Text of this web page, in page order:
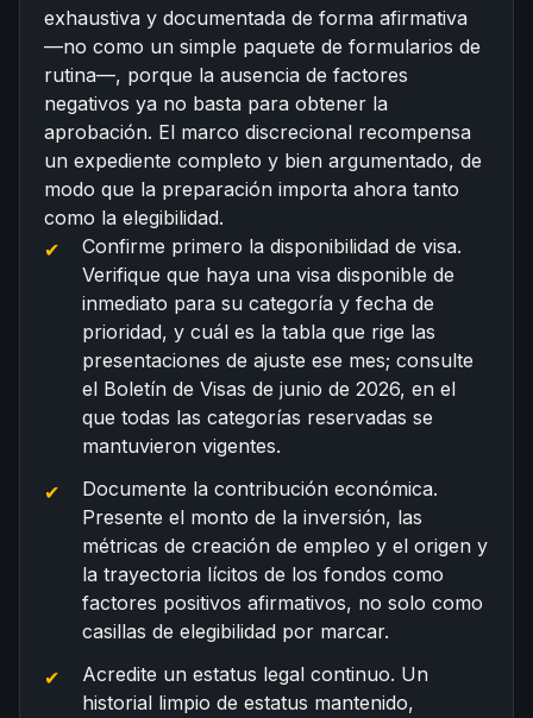
exhaustiva y documentada de forma afirmativa
—no como un simple paquete de formularios de
rutina—, porque la ausencia de factores
negativos ya no basta para obtener la
aprobación. El marco discrecional recompensa
un expediente completo y bien argumentado, de
modo que la preparación importa ahora tanto
como la elegibilidad.
Confirme primero la disponibilidad de visa.
Verifique que haya una visa disponible de
inmediato para su categoría y fecha de
prioridad, y cuál es la tabla que rige las
presentaciones de ajuste ese mes; consulte
el Boletín de Visas de junio de 2026, en el
que todas las categorías reservadas se
mantuvieron vigentes.
Documente la contribución económica.
Presente el monto de la inversión, las
métricas de creación de empleo y el origen y
la trayectoria lícitos de los fondos como
factores positivos afirmativos, no solo como
casillas de elegibilidad por marcar.
Acredite un estatus legal continuo. Un
historial limpio de estatus mantenido,